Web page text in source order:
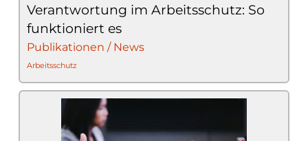
Verantwortung im Arbeitsschutz: So
funktioniert es
Publikationen / News
Arbeitsschutz